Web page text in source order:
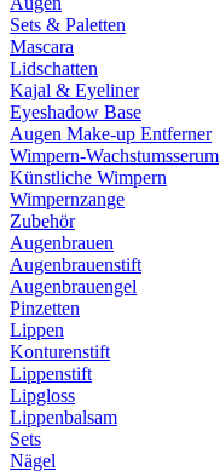
Sets & Paletten
Mascara
Lidschatten
Kajal & Eyeliner
Eyeshadow Base
Augen Make-up Entferner
Wimpern-Wachstumsserum
Künstliche Wimpern
Wimpernzange
Zubehör
Augenbrauen
Augenbrauenstift
Augenbrauengel
Pinzetten
Lippen
Konturenstift
Lippenstift
Lipgloss
Lippenbalsam
Sets
Nägel